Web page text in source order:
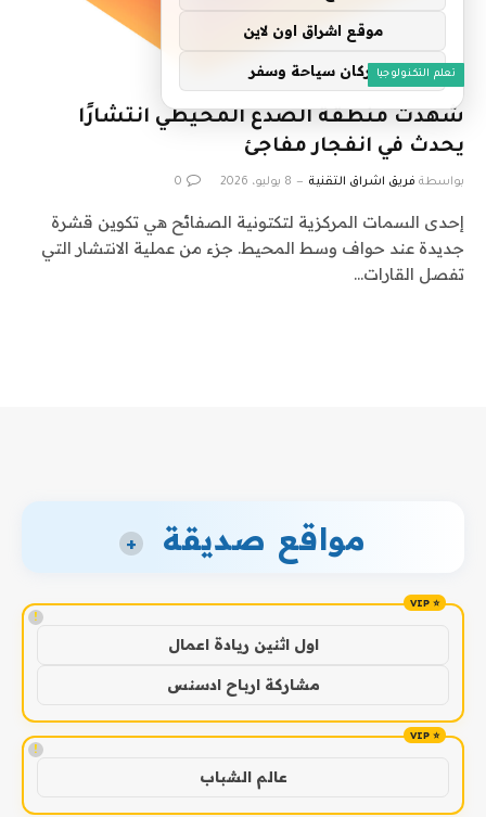
تعلم التكنولوجيا
شهدت منطقة الصدع المحيطي انتشارًا
يحدث في انفجار مفاجئ
بواسطة فريق اشراق التقنية 8 يوليو، 2026 0
إحدى السمات المركزية لتكتونية الصفائح هي تكوين قشرة
جديدة عند حواف وسط المحيط. جزء من عملية الانتشار التي
تفصل القارات…
مواقع صديقة +
!
اول اثنين ريادة اعمال
مشاركة ارباح ادسنس
!
عالم الشباب
موقع اشراق اون لاين
اركان سياحة وسفر